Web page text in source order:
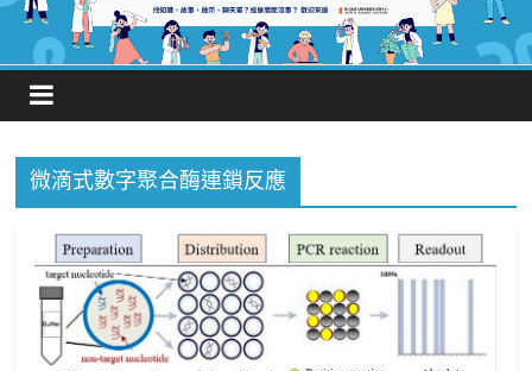
微滴式數字聚合酶連鎖反應